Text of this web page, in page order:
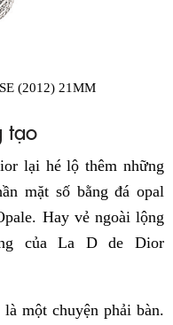
(2012) 21MM
tạo
lại hé lộ thêm những
mặt số bằng đá opal
Hay vẻ ngoài lộng
của La D de Dior
một chuyện phải bàn.